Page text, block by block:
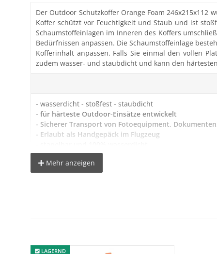
Der Outdoor Schutzkoffer Orange Foam
Koffer schützt vor Feuchtigkeit und Staub und ist
Schaumstoffeinlagen im Inneren des Koffers
Bedürfnissen anpassen. Die Schaumstoffeinlage
Kofferinhalt anpassen. Falls Sie einmal den vollen
zudem wasser- und staubdicht und kann den
- wasserdicht - stoßfest - staubdicht
- für härteste Outdoor-Einsätze entwickelt
- Sicherer Transport von Fotoequipment,
- Erlaubt als Handgepäck im Flugzeug
- Luftdruck-Ausgleichsventil
- Schaumstoffeinlagen
- Ösen für Vorhängeschloss
Innenmaße (LxBxH): 220 x 160 x 95 mm
Mehr anzeigen
LAGERND